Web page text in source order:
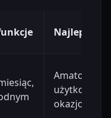
Najlepsze
Amatorzy i
użytkownicy
okazjonalni